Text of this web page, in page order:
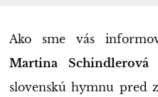
Ako sme vás
Martina Schindlerová
slovenskú hymnu pred